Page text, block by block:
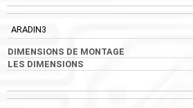
ARADIN3